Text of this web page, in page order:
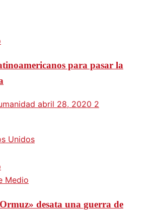
para pasar la
abril 28, 2020 2
Unidos
Medio
desata una guerra de